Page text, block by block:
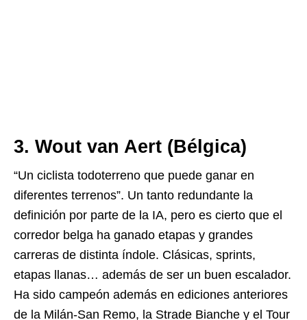
3. Wout van Aert (Bélgica)
“Un ciclista todoterreno que puede ganar en
diferentes terrenos”. Un tanto redundante la
definición por parte de la IA, pero es cierto que el
corredor belga ha ganado etapas y grandes
carreras de distinta índole. Clásicas, sprints,
etapas llanas… además de ser un buen escalador.
Ha sido campeón además en ediciones anteriores
de la Milán-San Remo, la Strade Bianche y el Tour